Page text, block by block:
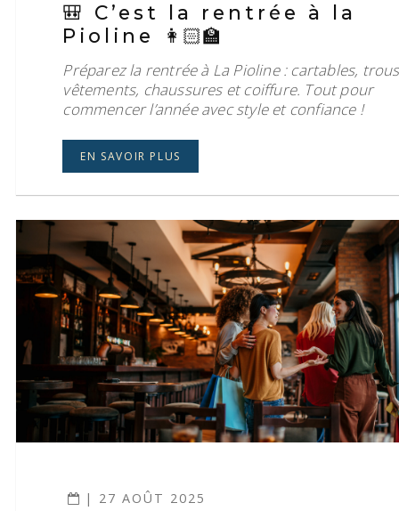
🎒 C’est la rentrée à la
Pioline 👩🏻‍🏫
Préparez la rentrée à La Pioline : cartables,
vêtements, chaussures et coiffure. Tout pour
commencer l’année avec style et confiance !
EN SAVOIR PLUS
| 27 AOÛT 2025